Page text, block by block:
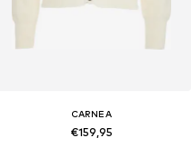
CARNEA
€159,95